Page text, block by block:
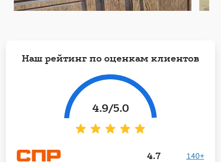
Наш рейтинг по оценкам клиентов
4.9/5.0
4.7 140+